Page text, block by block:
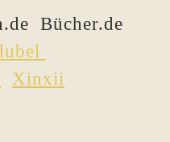
Bücher.de
Xinxii